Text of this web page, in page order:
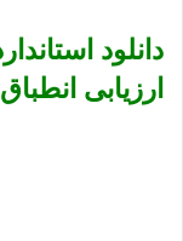
ارزیابی انطباق